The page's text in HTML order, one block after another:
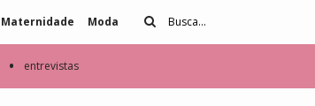
Maternidade Moda
• entrevistas